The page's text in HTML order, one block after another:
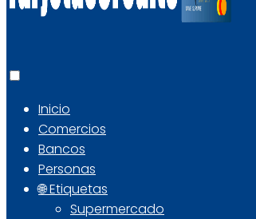
Inicio
Comercios
Bancos
Personas
🌐 Etiquetas
Supermercado